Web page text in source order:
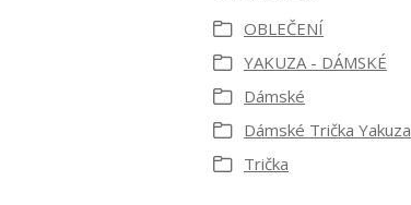
OBLEČENÍ
YAKUZA - DÁMSKÉ
Dámské
Dámské Trička Yakuza
Trička